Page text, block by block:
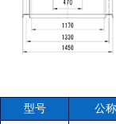
型号 公